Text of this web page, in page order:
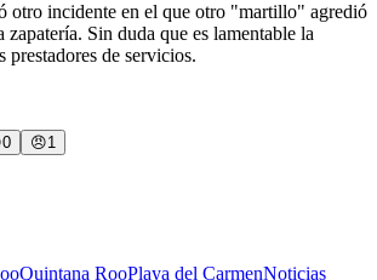
otro incidente en el que otro "martillo" agredió
zapatería. Sin duda que es lamentable la
prestadores de servicios.
0 😠1
Quintana RooPlaya del CarmenNoticias